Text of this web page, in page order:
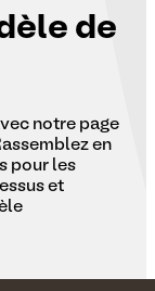
de
notre page
en
pour les
et